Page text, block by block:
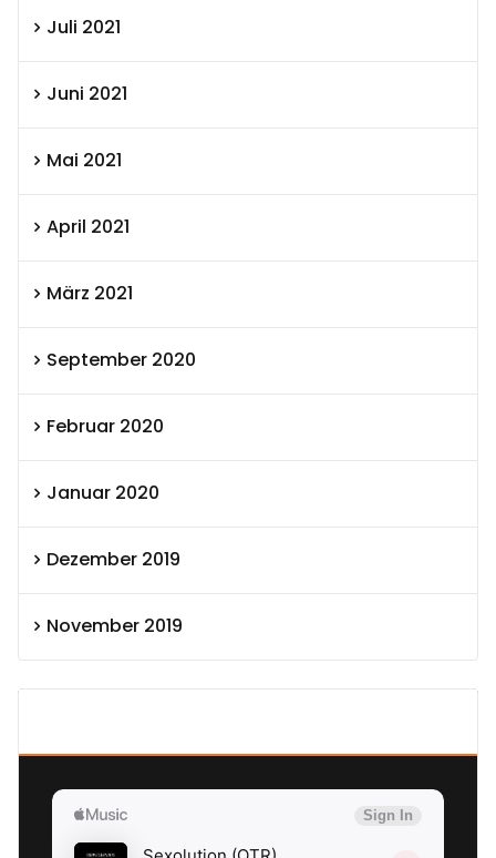
Juli 2021
Juni 2021
Mai 2021
April 2021
März 2021
September 2020
Februar 2020
Januar 2020
Dezember 2019
November 2019